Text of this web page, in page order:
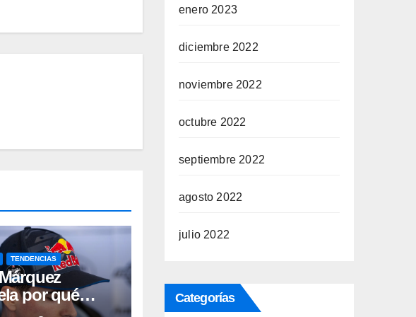
TENDENCIAS
por qué
al caos de
enero 2023
diciembre 2022
noviembre 2022
octubre 2022
septiembre 2022
agosto 2022
julio 2022
Categorías